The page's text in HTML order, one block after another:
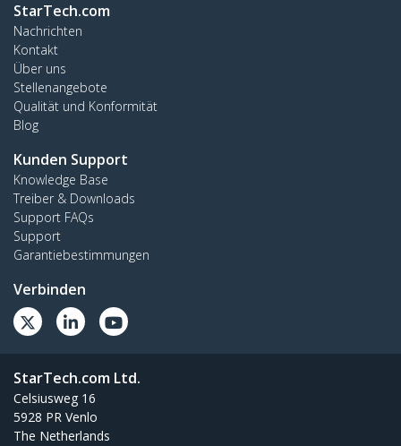
StarTech.com
Nachrichten
Kontakt
Über uns
Stellenangebote
Qualität und Konformität
Blog
Kunden Support
Knowledge Base
Treiber & Downloads
Support FAQs
Support
Garantiebestimmungen
Verbinden
StarTech.com Ltd.
Celsiusweg 16
5928 PR Venlo
The Netherlands